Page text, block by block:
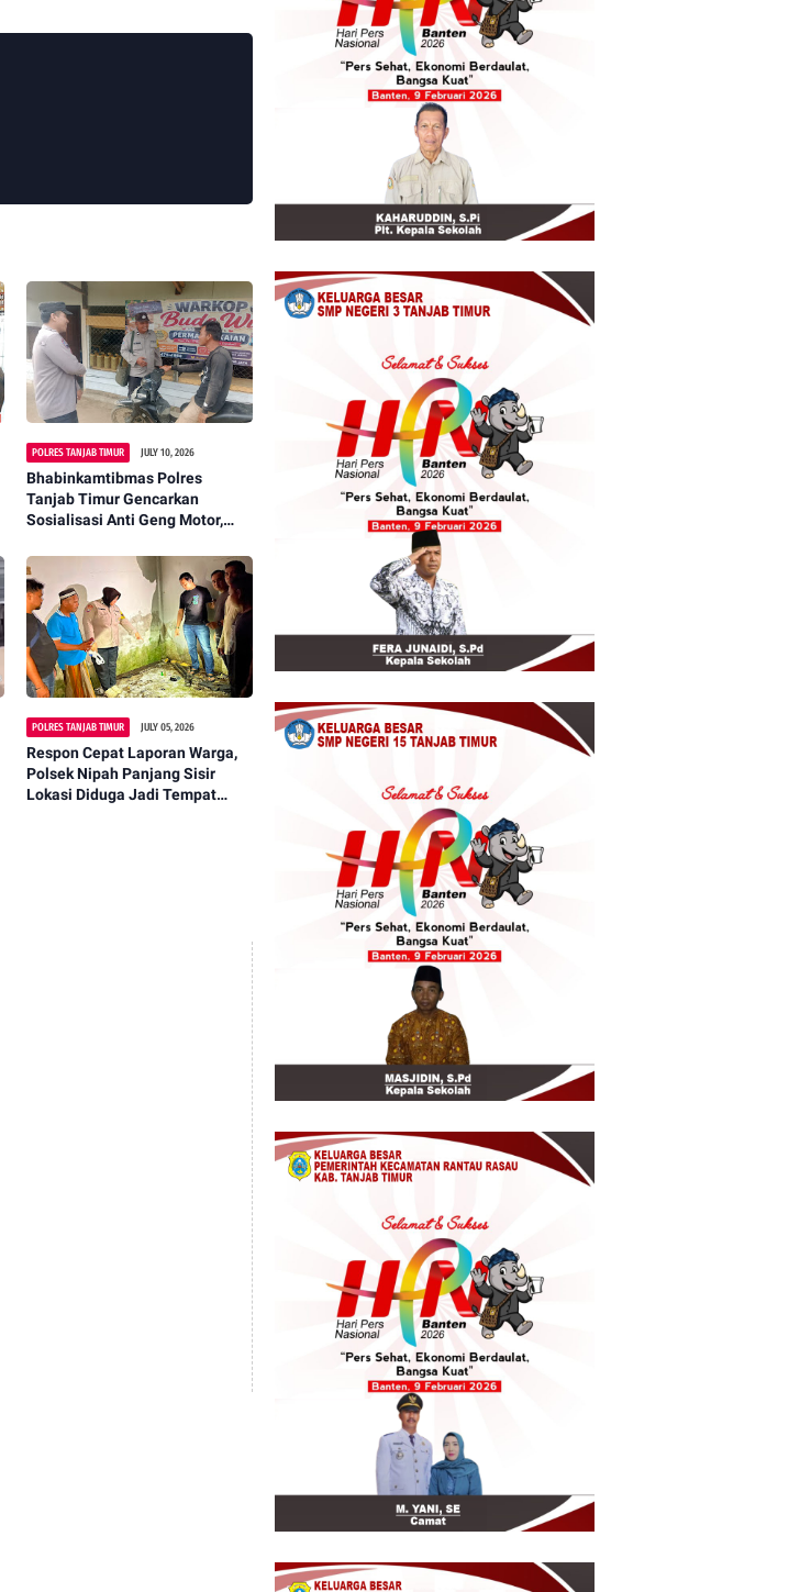
POLRES TANJAB TIMUR JULY 10, 2026
Bhabinkamtibmas Polres
Tanjab Timur Gencarkan
Sosialisasi Anti Geng Motor,
Lingkungan Aman
POLRES TANJAB TIMUR JULY 05, 2026
Respon Cepat Laporan Warga,
Polsek Nipah Panjang Sisir
Lokasi Diduga Jadi Tempat